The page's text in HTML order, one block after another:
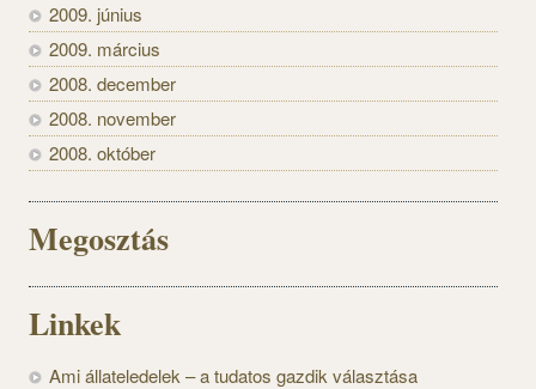
2009. június
2009. március
2008. december
2008. november
2008. október
Megosztás
Linkek
Ami állateledelek – a tudatos gazdik választása